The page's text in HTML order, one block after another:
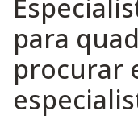
para
procurar